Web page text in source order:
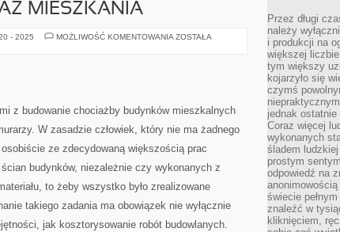
MIESZKANIA
- 2025 MOŻLIWOŚĆ KOMENTOWANIA WNĘTRZE
ZOSTAŁA
z budowanie chociażby budynków mieszkalnych
W zasadzie człowiek, który nie ma żadnego
ze zdecydowaną większością prac
budynków, niezależnie czy wykonanych z
to żeby wszystko było zrealizowane
takiego zadania ma obowiązek nie wyłącznie
jak kosztorysowanie robót budowlanych.
Przez długi
należy
i produkcji na
większej
tym większy
kojarzyło się
czymś
jednak
Coraz więcej
wykonanych
śladem
prostym
odpowiedź na
świecie
znaleźć w
kliknięciem,